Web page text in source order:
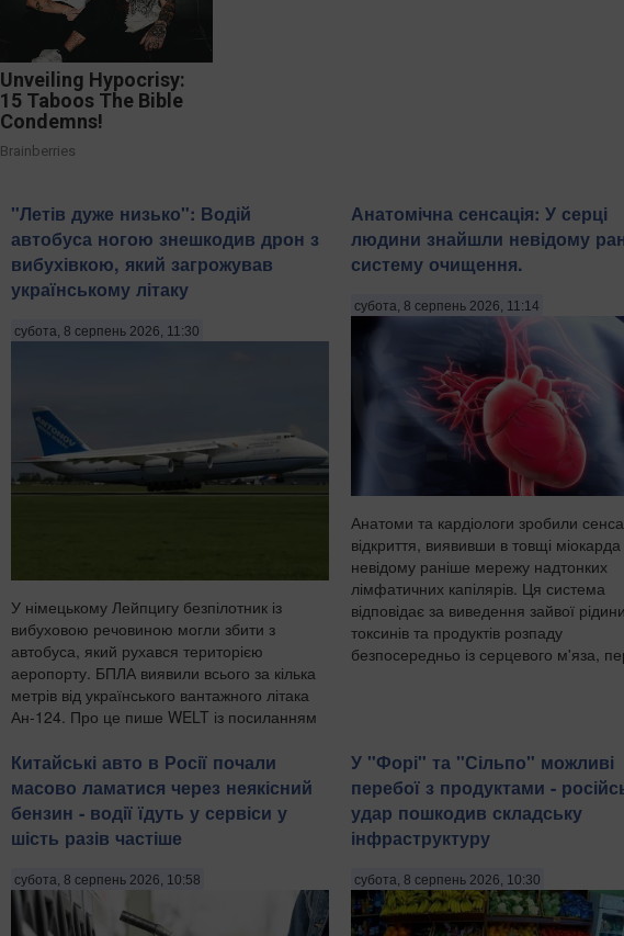
Unveiling Hypocrisy:
15 Taboos The Bible
Condemns!
Brainberries
"Летів дуже низько": Водій
автобуса ногою знешкодив дрон з
вибухівкою, який загрожував
українському літаку
субота, 8 серпень 2026, 11:30
У німецькому Лейпцигу безпілотник із
вибуховою речовиною могли збити з
автобуса, який рухався територією
аеропорту. БПЛА виявили всього за кілька
метрів від українського вантажного літака
Ан-124. Про це пише WELT із посиланням
Анатомічна сенсація: У серці
людини знайшли невідому
систему очищення.
субота, 8 серпень 2026, 11:14
Анатоми та кардіологи зробили
відкриття, виявивши в товщі міокарда
невідому раніше мережу надтонких
лімфатичних капілярів. Ця система
відповідає за виведення зайвої
токсинів та продуктів розпаду
безпосередньо із серцевого м'яза,
Китайські авто в Росії почали
масово ламатися через неякісний
бензин - водії їдуть у сервіси у
шість разів частіше
субота, 8 серпень 2026, 10:58
У "Форі" та "Сільпо" можливі
перебої з продуктами -
удар пошкодив складську
інфраструктуру
субота, 8 серпень 2026, 10:30